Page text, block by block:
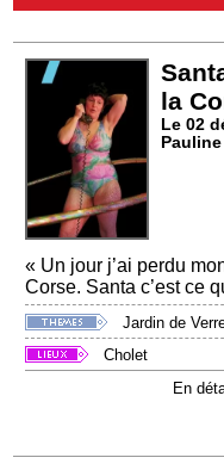
la
Le 02
« Un jour j’ai perdu
Corse. Santa c’est ce
Jardin de
Cholet
En